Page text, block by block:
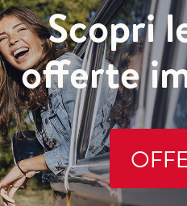
Scopri
offerte